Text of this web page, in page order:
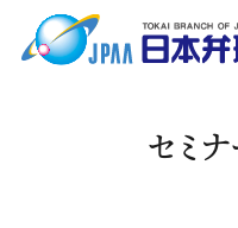
セミ